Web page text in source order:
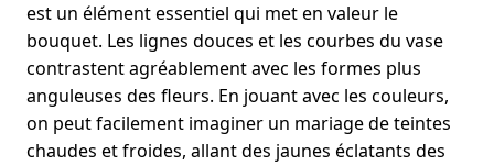
est un élément essentiel qui met en valeur le
bouquet. Les lignes douces et les courbes du vase
contrastent agréablement avec les formes plus
anguleuses des fleurs. En jouant avec les couleurs,
on peut facilement imaginer un mariage de teintes
chaudes et froides, allant des jaunes éclatants des